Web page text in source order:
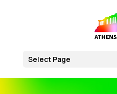
Select Page